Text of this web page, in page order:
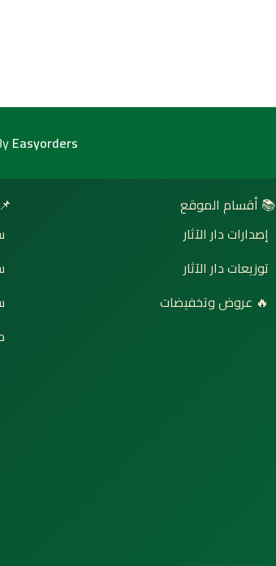
Easyorders
📚 أقسام الموقع
إصدارات دار الآثار
توزيعات دار الآثار
🔥 عروض وتخفيضات